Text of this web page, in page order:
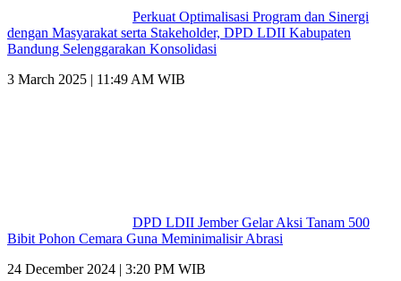
Perkuat Optimalisasi Program dan Sinergi
dengan Masyarakat serta Stakeholder, DPD LDII Kabupaten
Bandung Selenggarakan Konsolidasi
3 March 2025 | 11:49 AM WIB
DPD LDII Jember Gelar Aksi Tanam 500
Bibit Pohon Cemara Guna Meminimalisir Abrasi
24 December 2024 | 3:20 PM WIB